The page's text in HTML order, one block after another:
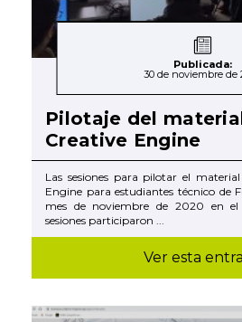
Publicada:
30 de noviembre de
Pilotaje del
Creative Engine
Las sesiones para pilotar el
Engine para estudiantes técnico de
mes de noviembre de 2020 en el
sesiones participaron ...
Ver esta